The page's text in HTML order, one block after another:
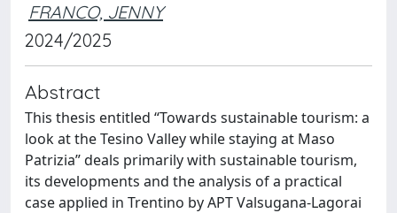
FRANCO, JENNY
2024/2025
Abstract
This thesis entitled “Towards sustainable tourism: a
look at the Tesino Valley while staying at Maso
Patrizia” deals primarily with sustainable tourism,
its developments and the analysis of a practical
case applied in Trentino by APT Valsugana-Lagorai